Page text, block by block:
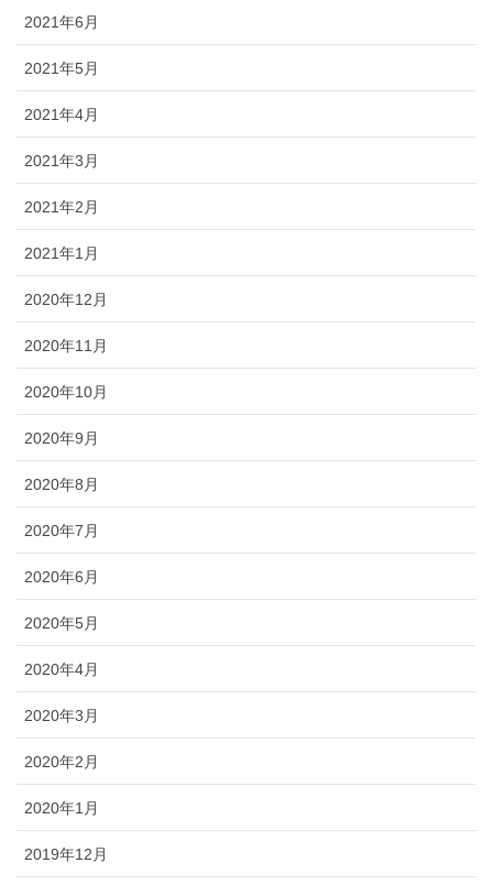
2021年6月
2021年5月
2021年4月
2021年3月
2021年2月
2021年1月
2020年12月
2020年11月
2020年10月
2020年9月
2020年8月
2020年7月
2020年6月
2020年5月
2020年4月
2020年3月
2020年2月
2020年1月
2019年12月